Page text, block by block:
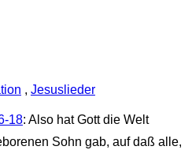
, Jesuslieder
18: Also hat Gott die Welt
Sohn gab, auf daß alle,